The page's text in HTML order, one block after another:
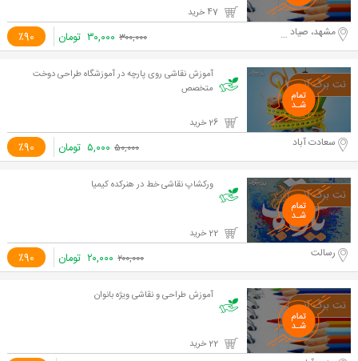
٪90 مشهد، صیاد شیرازی ۳۰۰,۰۰۰ ۳۰,۰۰۰ تومان
آموزش نقاشی روی پارچه در آموزشگاه طراحی دوخت
متخصص
٪90 سعادت آباد ۵۰,۰۰۰ ۵,۰۰۰ تومان
ورکشاپ نقاشی خط در هنرکده کیمیا
٪90 رسالت ۲۰۰,۰۰۰ ۲۰,۰۰۰ تومان
آموزش طراحی و نقاشی ویژه بانوان